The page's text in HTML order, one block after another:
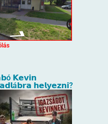
𝗞𝗲𝘃𝗶𝗻
𝗵𝗲𝗹𝘆𝗲𝘇𝗻𝗶?